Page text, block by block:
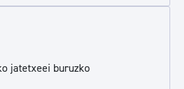
jatetxeei buruzko